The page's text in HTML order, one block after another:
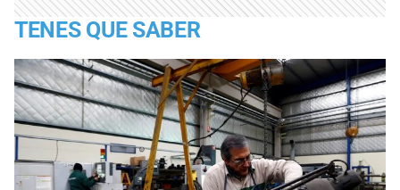
TENES QUE SABER